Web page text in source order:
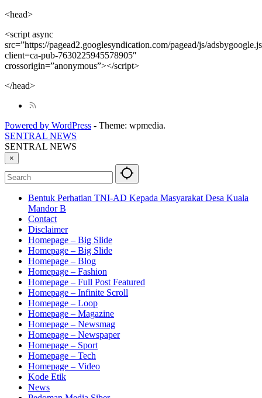
<head>
<script async
src=”https://pagead2.googlesyndication.com/pagead/js/
client=ca-pub-7630225945578905″
crossorigin=”anonymous”></script>
</head>
Powered by WordPress - Theme: wpmedia.
SENTRAL NEWS
SENTRAL NEWS
×
Bentuk Perhatian TNI-AD Kepada Masyarakat Desa Kuala
Mandor B
Contact
Disclaimer
Homepage – Big Slide
Homepage – Big Slide
Homepage – Blog
Homepage – Fashion
Homepage – Full Post Featured
Homepage – Infinite Scroll
Homepage – Loop
Homepage – Magazine
Homepage – Newsmag
Homepage – Newspaper
Homepage – Sport
Homepage – Tech
Homepage – Video
Kode Etik
News